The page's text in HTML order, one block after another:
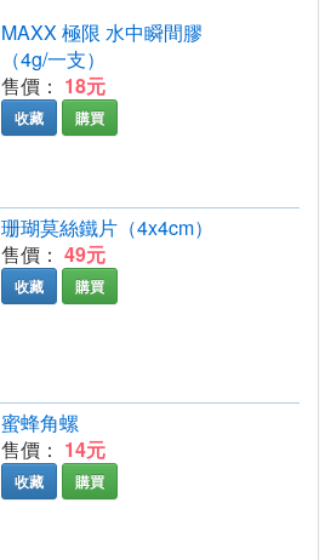
MAXX 極限 水中瞬間膠
（4g/一支）
售價： 18元
收藏 購買
珊瑚莫絲鐵片（4x4cm）
售價： 49元
收藏 購買
蜜蜂角螺
售價： 14元
收藏 購買